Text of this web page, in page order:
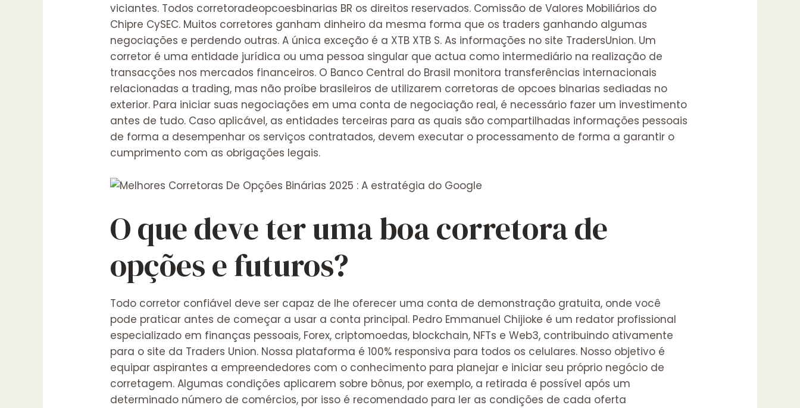
viciantes. Todos corretoradeopcoesbinarias BR os direitos reservados. Comissão de Valores Mobiliários do
Chipre CySEC. Muitos corretores ganham dinheiro da mesma forma que os traders ganhando algumas
negociações e perdendo outras. A única exceção é a XTB XTB S. As informações no site TradersUnion. Um
corretor é uma entidade jurídica ou uma pessoa singular que actua como intermediário na realização de
transacções nos mercados financeiros. O Banco Central do Brasil monitora transferências internacionais
relacionadas a trading, mas não proíbe brasileiros de utilizarem corretoras de opcoes binarias sediadas no
exterior. Para iniciar suas negociações em uma conta de negociação real, é necessário fazer um investimento
antes de tudo. Caso aplicável, as entidades terceiras para as quais são compartilhadas informações pessoais
de forma a desempenhar os serviços contratados, devem executar o processamento de forma a garantir o
cumprimento com as obrigações legais.
O que deve ter uma boa corretora de
opções e futuros?
Todo corretor confiável deve ser capaz de lhe oferecer uma conta de demonstração gratuita, onde você
pode praticar antes de começar a usar a conta principal. Pedro Emmanuel Chijioke é um redator profissional
especializado em finanças pessoais, Forex, criptomoedas, blockchain, NFTs e Web3, contribuindo ativamente
para o site da Traders Union. Nossa plataforma é 100% responsiva para todos os celulares. Nosso objetivo é
equipar aspirantes a empreendedores com o conhecimento para planejar e iniciar seu próprio negócio de
corretagem. Algumas condições aplicarem sobre bônus, por exemplo, a retirada é possível após um
determinado número de comércios, por isso é recomendado para ler as condições de cada oferta